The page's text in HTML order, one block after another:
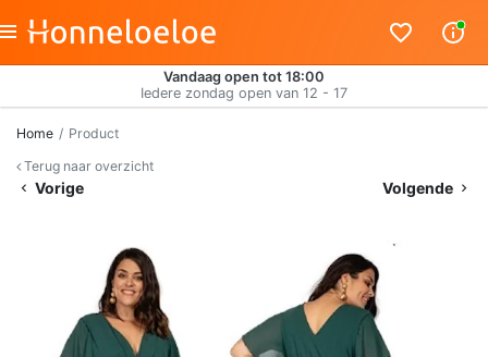
Vandaag open tot 18:00
Iedere zondag open van 12 - 17
Home
Product
Terug naar overzicht
Vorige Volgende